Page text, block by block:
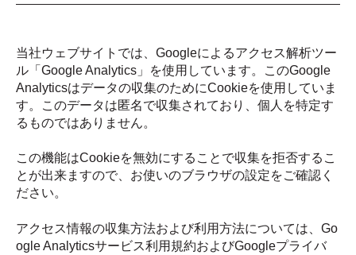
当社ウェブサイトでは、Googleによるアクセス解析ツー
ル「Google Analytics」を使用しています。このGoogle
Analyticsはデータの収集のためにCookieを使用していま
す。このデータは匿名で収集されており、個人を特定す
るものではありません。
この機能はCookieを無効にすることで収集を拒否するこ
とが出来ますので、お使いのブラウザの設定をご確認く
ださい。
アクセス情報の収集方法および利用方法については、Go
ogle Analyticsサービス利用規約およびGoogleプライバ